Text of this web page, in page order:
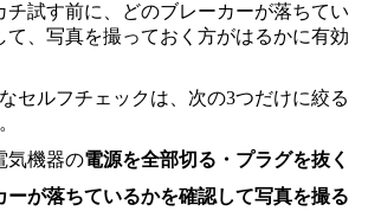
チ試す前に、どのブレーカーが落ちてい
て、写真を撮っておく方がはるかに有効
セルフチェックは、次の3つだけに絞る
気機器の電源を全部切る・プラグを抜く
ーが落ちているかを確認して写真を撮る